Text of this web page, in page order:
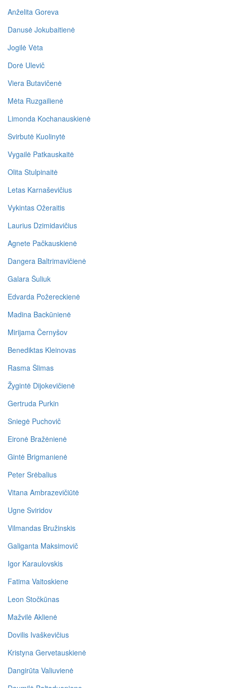
Anželita Goreva
Danusė Jokubaitienė
Jogilė Vėta
Dorė Ulevič
Viera Butavičenė
Mėta Ruzgailienė
Limonda Kochanauskienė
Svirbutė Kuolinytė
Vygailė Patkauskaitė
Olita Stulpinaitė
Letas Karnaševičius
Vykintas Ožeraitis
Laurius Dzimidavičius
Agnete Pačkauskienė
Dangera Baltrimavičienė
Galara Šuliuk
Edvarda Požereckienė
Madina Backūnienė
Mirijama Černyšov
Benediktas Kleinovas
Rasma Šlimas
Žygintė Dijokevičienė
Gertruda Purkin
Sniegė Puchovič
Eironė Bražėnienė
Gintė Brigmanienė
Peter Srėbalius
Vitana Ambrazevičiūtė
Ugne Sviridov
Vilmandas Bružinskis
Galiganta Maksimovič
Igor Karaulovskis
Fatima Vaitoskiene
Leon Stočkūnas
Mažvilė Aklienė
Dovilis Ivaškevičius
Kristyna Gervetauskienė
Dangirūta Valiuvienė